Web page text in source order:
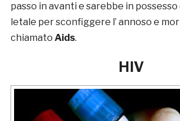
passo in avanti e sarebbe in possesso
letale per sconfiggere l’ annoso e
chiamato Aids.
HIV